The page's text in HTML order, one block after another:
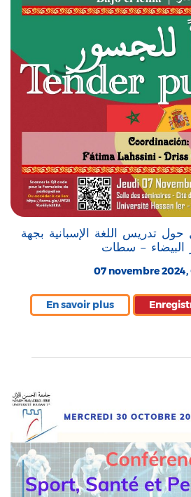
حول تدريس اللغة الإسبانية بجهة
البيضاء – سطات
07 novembre
En savoir plus